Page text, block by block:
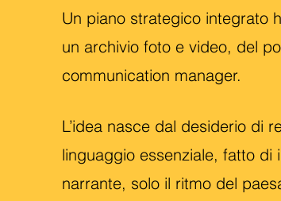
Un piano strategico integrato
un archivio foto e video, del
communication manager.
L’idea nasce dal desiderio di
linguaggio essenziale, fatto di
narrante, solo il ritmo del